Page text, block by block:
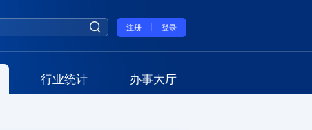
注册 登录
行业统计 办事大厅